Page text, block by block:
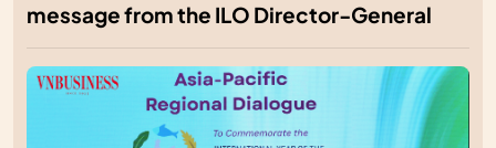
message from the ILO Director-General